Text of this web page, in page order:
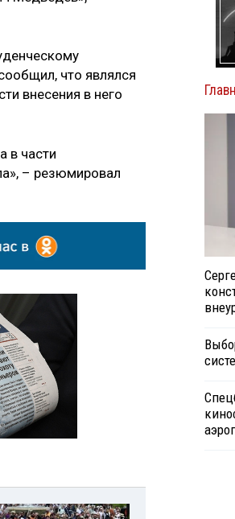
что являлся
внесения в него
в части
– резюмировал